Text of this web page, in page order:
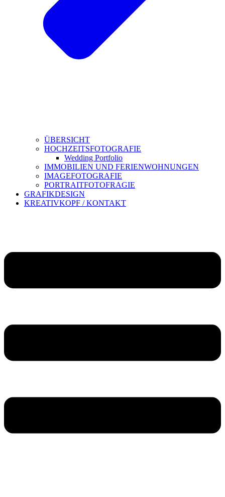
ÜBERSICHT
HOCHZEITSFOTOGRAFIE
Wedding Portfolio
IMMOBILIEN UND FERIENWOHNUNGEN
IMAGEFOTOGRAFIE
PORTRAITFOTOFRAGIE
GRAFIKDESIGN
KREATIVKOPF / KONTAKT